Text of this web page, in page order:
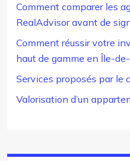
Comment comparer les
RealAdvisor avant de
Comment réussir votre
haut de gamme en Île-
Services proposés par le
Valorisation d’un